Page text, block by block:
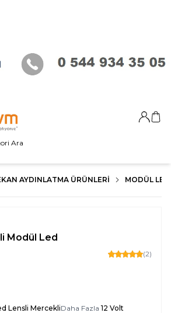
Giriş
AYDINLATMA ÜRÜNLERI MODÜL LED
Modül Led
(2)
Lensli MercekliDaha Fazla 12 Volt